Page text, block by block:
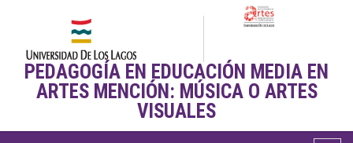
PEDAGOGÍA EN EDUCACIÓN MEDIA EN
ARTES MENCIÓN: MÚSICA O ARTES
VISUALES